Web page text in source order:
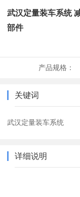
武汉定量装车系统
部件
产品规格：
关键词
武汉定量装车系统
详细说明